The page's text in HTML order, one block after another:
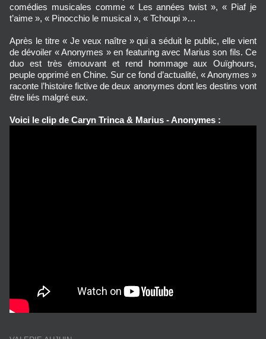
comédies musicales comme « Les années twist », « Piaf je
t’aime », « Pinocchio le musical », « Tchoupi »…
Après le titre « Je veux naître » qui a séduit le public, elle vient
de dévoiler « Anonymes » en featuring avec Marius son fils. Ce
duo est très émouvant et rend hommage aux Ouïghours,
peuple opprimé en Chine. Sur ce fond d’actualité, « Anonymes »
raconte l’histoire fictive de deux anonymes dont les destins vont
être liés malgré eux.
Voici le clip de Caryn Trinca & Marius - Anonymes :